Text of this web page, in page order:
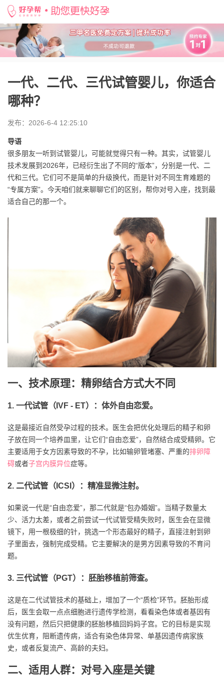
好孕帮 > 备孕知识 > 一代、二代、三代试管婴儿，你适合哪种？
一代、二代、三代试管婴儿，你适合
哪种？
发布：2026-6-4 12:25:10
导语
很多朋友一听到试管婴儿，可能就觉得只有一种。其实，试管婴儿
技术发展到2026年，已经衍生出了不同的“版本”，分别是一代、二
代和三代。它们可不是简单的升级换代，而是针对不同生育难题的
“专属方案”。今天咱们就来聊聊它们的区别，帮你对号入座，找到最
适合自己的那一个。
一、技术原理：精卵结合方式大不同
1. 一代试管（IVF - ET）：体外自由恋爱。
这是最接近自然受孕过程的技术。医生会把优化处理后的精子和卵
子放在同一个培养皿里，让它们“自由恋爱”，自然结合成受精卵。它
主要适用于女方因素导致的不孕，比如输卵管堵塞、严重的排卵障
碍或者子宫内膜异位症等。
2. 二代试管（ICSI）：精准显微注射。
如果说一代是“自由恋爱”，那二代就是“包办婚姻”。当精子数量太
少、活力太差，或者之前尝试一代试管受精失败时，医生会在显微
镜下，用一根极细的针，挑选一个形态最好的精子，直接注射到卵
子里面去，强制完成受精。它主要解决的是男方因素导致的不育问
题。
3. 三代试管（PGT）：胚胎移植前筛查。
这是在二代试管技术的基础上，增加了一个“质检”环节。胚胎形成
后，医生会取一点点细胞进行遗传学检测，看看染色体或者基因有
没有问题，然后只把健康的胚胎移植回妈妈子宫。它的目标是实现
优生优育，阻断遗传病，适合有染色体异常、单基因遗传病家族
史，或者反复流产、高龄的夫妇。
二、适用人群：对号入座是关键